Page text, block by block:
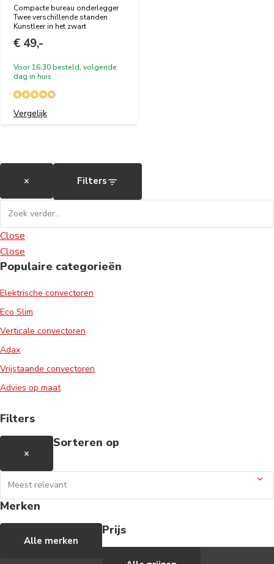
Compacte bureau onderlegger
Twee verschillende standen
Kunstleer in het zwart
€ 49,-
Voor 16:30 besteld, volgende
dag in huis
Vergelijk
× Filters
Close
Close
Populaire categorieën
Elektrische convectoren
Eco Slim
Verticale convectoren
Adax
Vrijstaande convectoren
Advies op maat
Filters
×
Sorteren op
Merken
Alle merken
Prijs